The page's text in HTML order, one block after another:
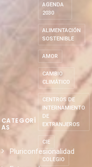
CATEGORÍ
ABASCAL
AGENDA
2030
ALIMENTACIÓN
SOSTENIBLE
AMOR
CAMBIO
CLIMÁTICO
CENTROS DE
INTERNAMIENTO
DE
EXTRANJEROS